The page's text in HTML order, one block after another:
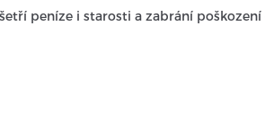
peníze i starosti a zabrání